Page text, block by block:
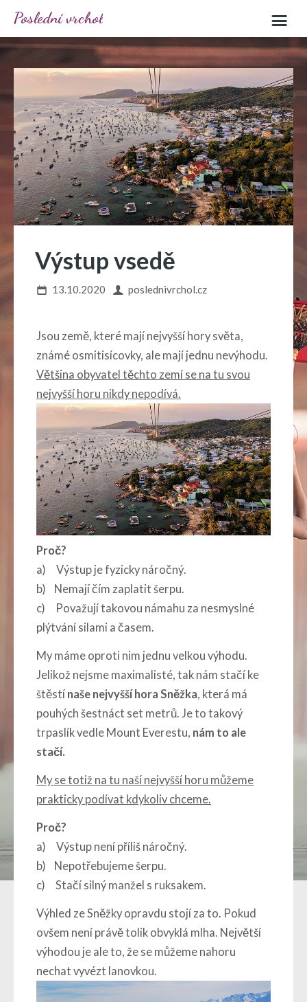
Poslední vrchol
Výstup vsedě
13.10.2020 poslednivrchol.cz
Jsou země, které mají nejvyšší hory světa,
známé osmitisícovky, ale mají jednu nevýhodu.
Většina obyvatel těchto zemí se na tu svou
nejvyšší horu nikdy nepodívá.
Proč?
a) Výstup je fyzicky náročný.
b) Nemají čím zaplatit šerpu.
c) Považují takovou námahu za nesmyslné
plýtvání silami a časem.
My máme oproti nim jednu velkou výhodu.
Jelikož nejsme maximalisté, tak nám stačí ke
štěstí naše nejvyšší hora Sněžka, která má
pouhých šestnáct set metrů. Je to takový
trpaslík vedle Mount Everestu, nám to ale
stačí.
My se totiž na tu naší nejvyšší horu můžeme
prakticky podívat kdykoliv chceme.
Proč?
a) Výstup není příliš náročný.
b) Nepotřebujeme šerpu.
c) Stačí silný manžel s ruksakem.
Výhled ze Sněžky opravdu stojí za to. Pokud
ovšem není právě tolik obvyklá mlha. Největší
výhodou je ale to, že se můžeme nahoru
nechat vyvézt lanovkou.